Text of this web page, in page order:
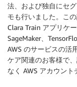
法、および独自にセ
モも行いました。こ
Clara Train アプリケ
SageMaker、
AWS のサービスの活
ケア関連のお客様で
なく AWS アカウント